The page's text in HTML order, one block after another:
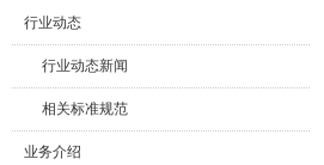
行业动态
行业动态新闻
相关标准规范
业务介绍